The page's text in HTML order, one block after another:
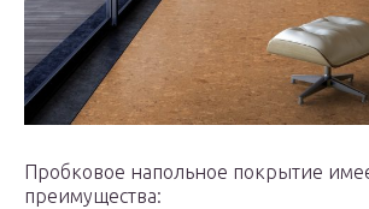
Пробковое напольное покрытие
преимущества: